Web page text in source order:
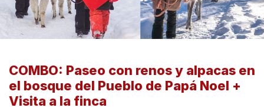
COMBO: Paseo con renos y alpacas en
el bosque del Pueblo de Papá Noel +
Visita a la finca